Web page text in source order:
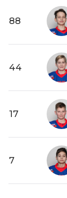
88
44
17
7